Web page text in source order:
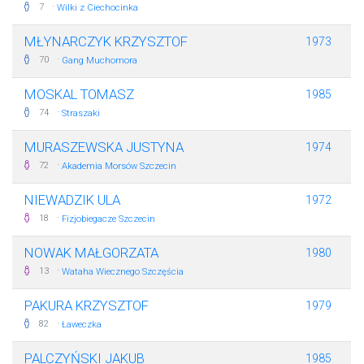
7 · Wilki z Ciechocinka
MŁYNARCZYK KRZYSZTOF
70 · Gang Muchomora
1973
MOSKAL TOMASZ
74 · Straszaki
1985
MURASZEWSKA JUSTYNA
72 · Akademia Morsów Szczecin
1974
NIEWADZIK ULA
18 · Fizjobiegacze Szczecin
1972
NOWAK MAŁGORZATA
13 · Wataha Wiecznego Szczęścia
1980
PAKURA KRZYSZTOF
82 · Ławeczka
1979
PALCZYŃSKI JAKUB 1985